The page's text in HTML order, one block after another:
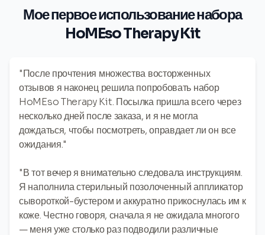
Мое первое использование набора
HoMEso Therapy Kit
"После прочтения множества восторженных
отзывов я наконец решила попробовать набор
HoMEso Therapy Kit. Посылка пришла всего через
несколько дней после заказа, и я не могла
дождаться, чтобы посмотреть, оправдает ли он все
ожидания."
"В тот вечер я внимательно следовала инструкциям.
Я наполнила стерильный позолоченный аппликатор
сывороткой-бустером и аккуратно прикоснулась им к
коже. Честно говоря, сначала я не ожидала многого
— меня уже столько раз подводили различные